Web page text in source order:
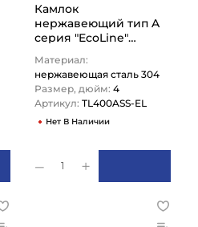
Камлок
нержавеющий тип A
серия "EcoLine"
резьба BSP 4",
AISI304,…
Материал:
нержавеющая сталь 304
Размер, дюйм: 4
Артикул: TL400ASS-EL
Нет В Наличии
1